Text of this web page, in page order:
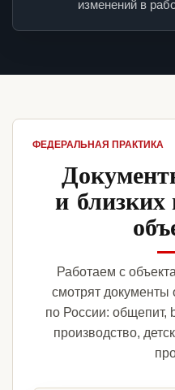
изменений в
ФЕДЕРАЛЬНАЯ ПРАКТИКА
и
Работаем с
смотрят документы
по России: общепит,
производство,